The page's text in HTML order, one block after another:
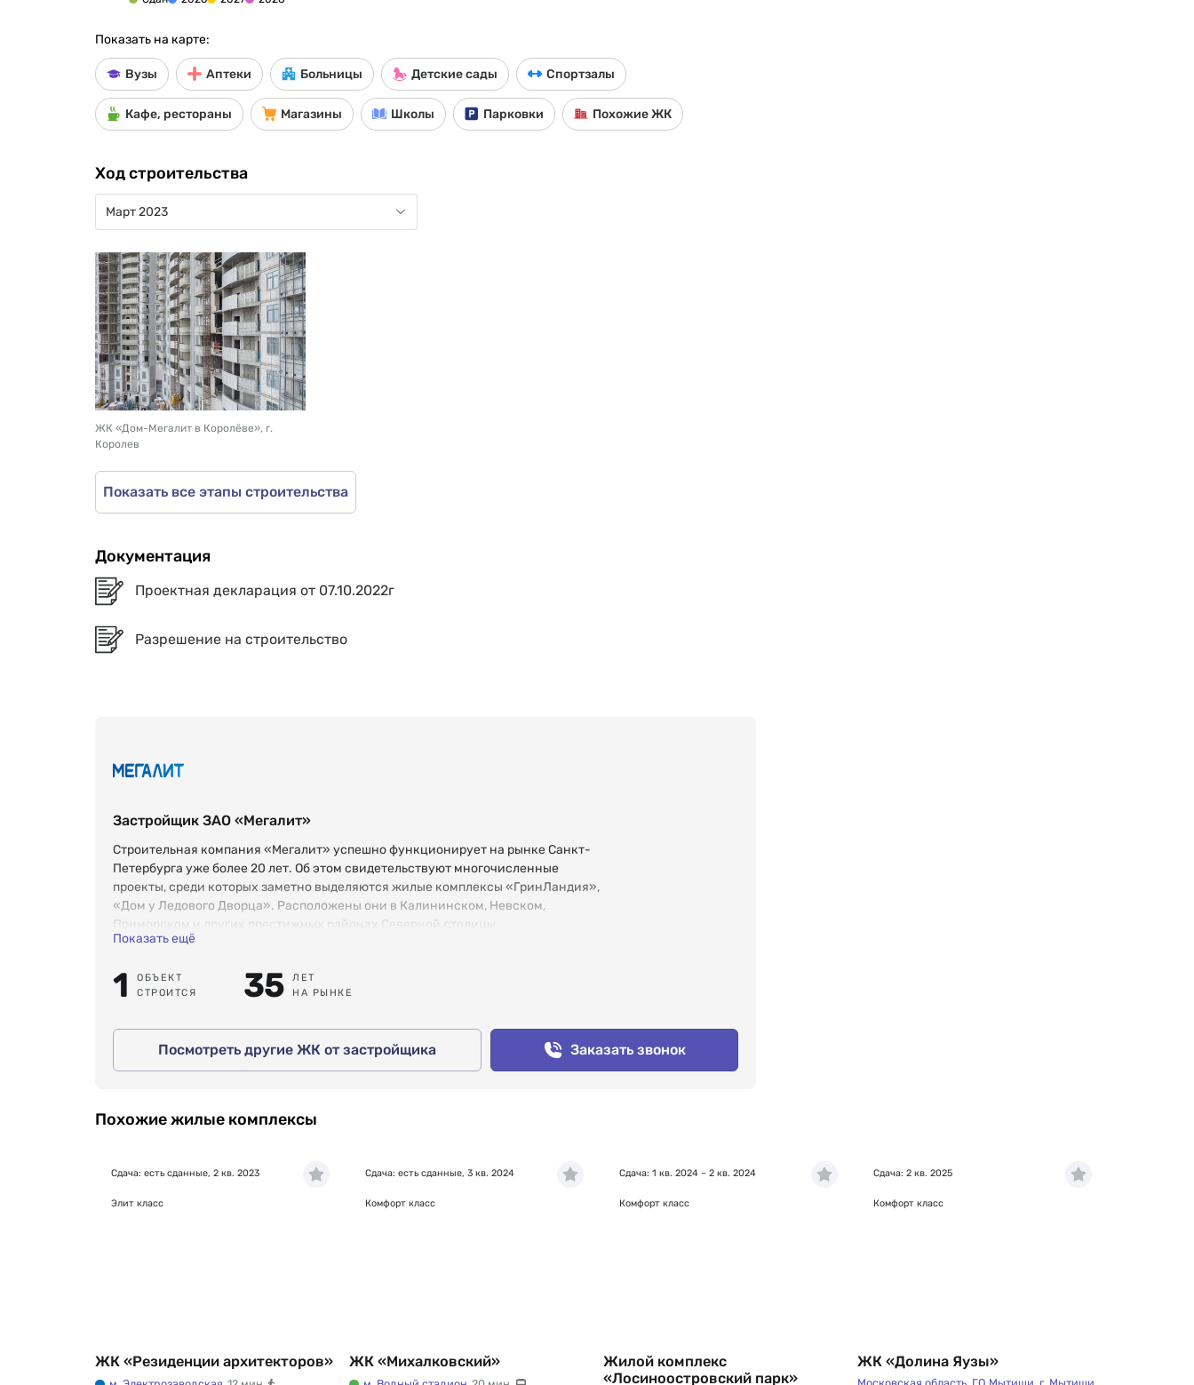
Показать на карте:
Вузы Аптеки Больницы Детские сады Спортзалы
Кафе, рестораны Магазины Школы Парковки Похожие ЖК
Ход строительства
ЖК «Дом-Мегалит в Королёве», г.
Королев
Показать все этапы строительства
Документация
Проектная декларация от 07.10.2022г
Разрешение на строительство
Застройщик ЗАО «Мегалит»
Строительная компания «Мегалит» успешно функционирует на рынке Санкт-
Петербурга уже более 20 лет. Об этом свидетельствуют многочисленные
проекты, среди которых заметно выделяются жилые комплексы «ГринЛандия»,
«Дом у Ледового Дворца». Расположены они в Калининском, Невском,
Приморском и других престижных районах Северной столицы.
Показать ещё
1
ОБЪЕКТ
СТРОИТСЯ
35
ЛЕТ
НА РЫНКЕ
Посмотреть другие ЖК от застройщика Заказать звонок
Похожие жилые комплексы
ЖК «Резиденции архитекторов»
Сдача: есть сданные, 2 кв. 2023
Элит класс
ЖК «Михалковский»
Сдача: есть сданные, 3 кв. 2024
Комфорт класс
Жилой комплекс
«Лосиноостровский парк»
Сдача: 1 кв. 2024 – 2 кв. 2024
Комфорт класс
ЖК «Долина Яузы»
Сдача: 2 кв. 2025
Комфорт класс